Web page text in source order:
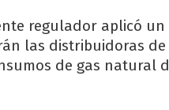
regulador aplicó
las distribuidoras
de gas natural